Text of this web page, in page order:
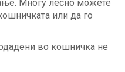
Многу лесно можете
или да го
во кошничка не